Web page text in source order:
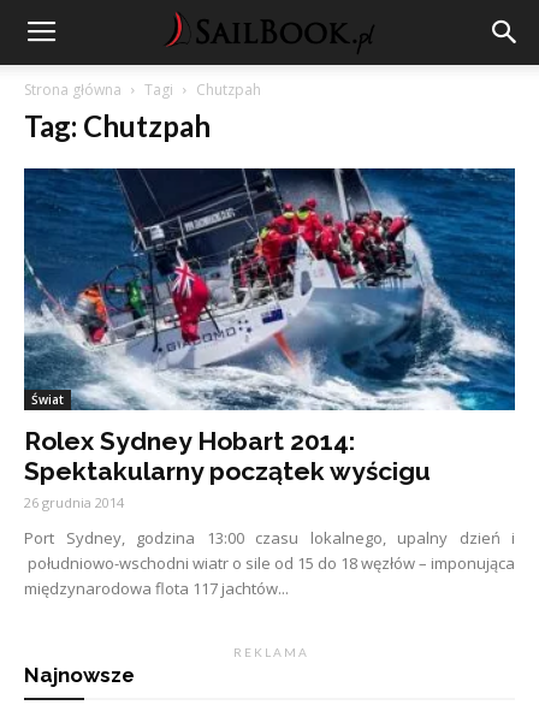
Strona główna Tagi Chutzpah
Tag: Chutzpah
Świat
Rolex Sydney Hobart 2014:
Spektakularny początek wyścigu
26 grudnia 2014
Port Sydney, godzina 13:00 czasu lokalnego, upalny dzień i
południowo-wschodni wiatr o sile od 15 do 18 węzłów – imponująca
międzynarodowa flota 117 jachtów...
R E K L A M A
Najnowsze